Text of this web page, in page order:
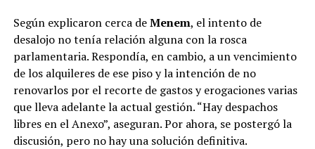
Según explicaron cerca deMenem, el intento de
desalojo no tenía relación alguna con la rosca
parlamentaria. Respondía, en cambio, a un vencimiento
de los alquileres de ese piso y la intención de no
renovarlos por el recorte de gastos y erogaciones varias
que lleva adelante la actual gestión. “Hay despachos
libres en el Anexo”, aseguran. Por ahora, se postergó la
discusión, pero no hay una solución definitiva.